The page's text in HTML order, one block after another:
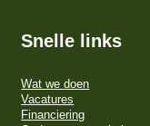
Snelle links
Wat we doen
Vacatures
Financiering